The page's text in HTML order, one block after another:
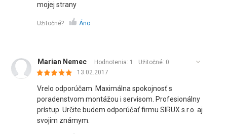
mojej strany
Užitočné? Áno
Marian Nemec Hodnotenia: 1 Užitočné: 0
13.02.2017
Vrelo odporúčam. Maximálna spokojnosť s
poradenstvom montážou i servisom. Profesionálny
prístup. Určite budem odporúčať firmu SIRUX s.r.o. aj
svojim známym.